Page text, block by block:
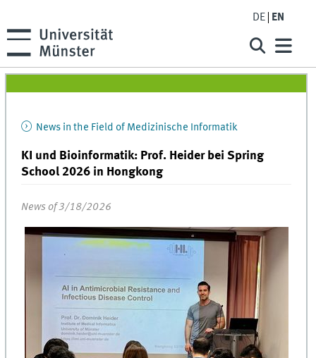
DE EN
News in the Field of Medizinische Informatik
KI und Bioinformatik: Prof. Heider bei Spring
School 2026 in Hongkong
News of 3/18/2026